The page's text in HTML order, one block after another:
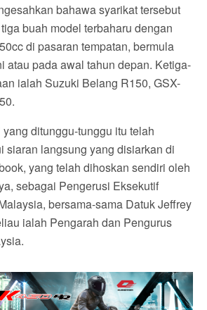
bahawa syarikat tersebut
buah model terbaharu dengan
di pasaran tempatan, bermula
atau pada awal tahun depan. Ketiga-
ialah Suzuki Belang R150, GSX-
ditunggu-tunggu itu telah
siaran langsung yang disiarkan di
yang telah dihoskan sendiri oleh
sebagai Pengerusi Eksekutif
bersama-sama Datuk Jeffrey
ialah Pengarah dan Pengurus